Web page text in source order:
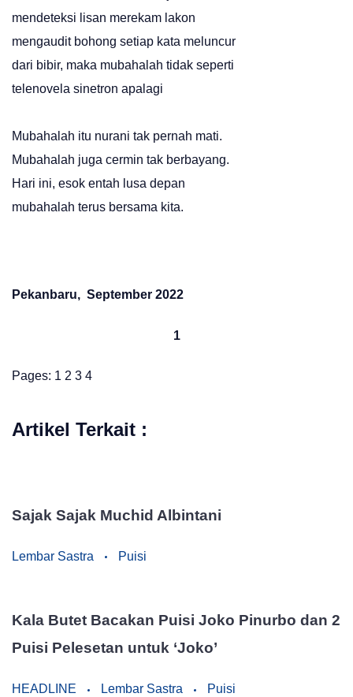
mendeteksi lisan merekam lakon
mengaudit bohong setiap kata meluncur
dari bibir, maka mubahalah tidak seperti
telenovela sinetron apalagi
Mubahalah itu nurani tak pernah mati.
Mubahalah juga cermin tak berbayang.
Hari ini, esok entah lusa depan
mubahalah terus bersama kita.
Pekanbaru, September 2022
1
Pages: 1 2 3 4
Artikel Terkait :
Sajak Sajak Muchid Albintani
Lembar Sastra Puisi
Kala Butet Bacakan Puisi Joko Pinurbo dan 2
Puisi Pelesetan untuk ‘Joko’
HEADLINE Lembar Sastra Puisi